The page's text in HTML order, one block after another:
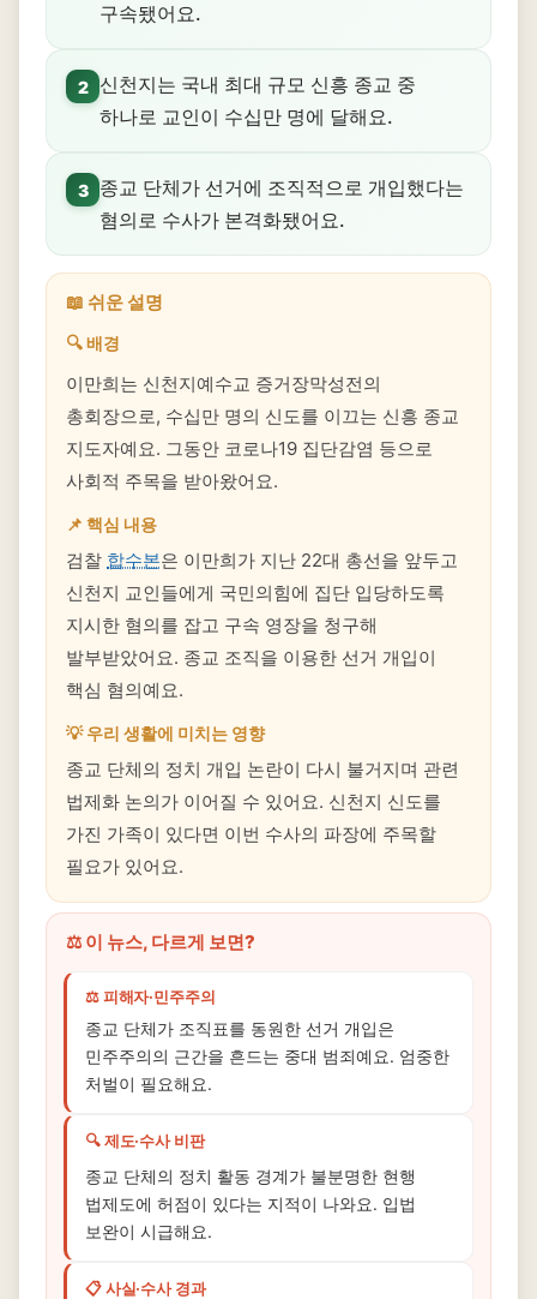
구속됐어요.
2
신천지는 국내 최대 규모 신흥 종교 중
하나로 교인이 수십만 명에 달해요.
3
종교 단체가 선거에 조직적으로 개입했다는
혐의로 수사가 본격화됐어요.
📖 쉬운 설명
🔍 배경
이만희는 신천지예수교 증거장막성전의
총회장으로, 수십만 명의 신도를 이끄는 신흥 종교
지도자예요. 그동안 코로나19 집단감염 등으로
사회적 주목을 받아왔어요.
📌 핵심 내용
검찰 합수본은 이만희가 지난 22대 총선을 앞두고
신천지 교인들에게 국민의힘에 집단 입당하도록
지시한 혐의를 잡고 구속 영장을 청구해
발부받았어요. 종교 조직을 이용한 선거 개입이
핵심 혐의예요.
💡 우리 생활에 미치는 영향
종교 단체의 정치 개입 논란이 다시 불거지며 관련
법제화 논의가 이어질 수 있어요. 신천지 신도를
가진 가족이 있다면 이번 수사의 파장에 주목할
필요가 있어요.
⚖️ 이 뉴스, 다르게 보면?
⚖️ 피해자·민주주의
종교 단체가 조직표를 동원한 선거 개입은
민주주의의 근간을 흔드는 중대 범죄예요. 엄중한
처벌이 필요해요.
🔍 제도·수사 비판
종교 단체의 정치 활동 경계가 불분명한 현행
법제도에 허점이 있다는 지적이 나와요. 입법
보완이 시급해요.
📋 사실·수사 경과